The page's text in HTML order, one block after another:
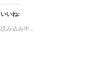
いいね:
読み込み中...